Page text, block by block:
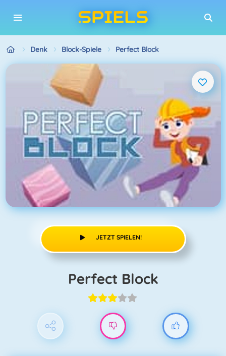
Denk Block-Spiele Perfect Block
JETZT SPIELEN!
Perfect Block